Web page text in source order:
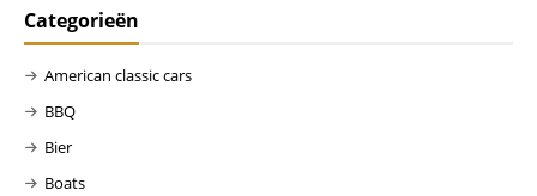
Categorieën
American classic cars
BBQ
Bier
Boats